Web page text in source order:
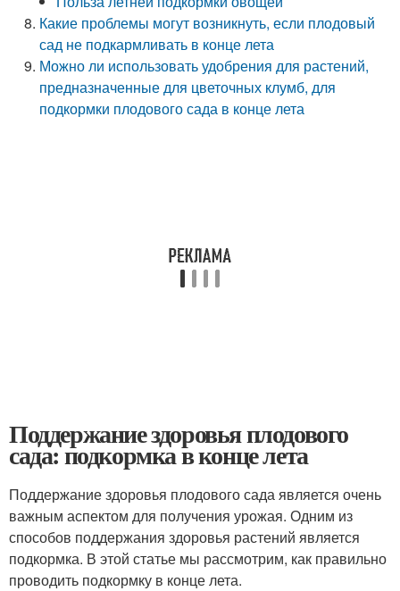
Какие проблемы могут возникнуть, если плодовый
сад не подкармливать в конце лета
Можно ли использовать удобрения для растений,
предназначенные для цветочных клумб, для
подкормки плодового сада в конце лета
Поддержание здоровья плодового
сада: подкормка в конце лета
Поддержание здоровья плодового сада является очень
важным аспектом для получения урожая. Одним из
способов поддержания здоровья растений является
подкормка. В этой статье мы рассмотрим, как правильно
проводить подкормку в конце лета.